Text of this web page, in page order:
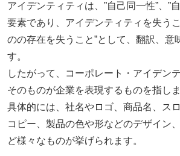
アイデンティティは、”自己同一性”、”
要素であり、アイデンティティを失う
のの存在を失うこと”として、翻訳、意
す。
したがって、コーポレート・アイデン
そのものが企業を表現するものを指しま
具体的には、社名やロゴ、商品名、ス
コピー、製品の色や形などのデザイン
ど様々なものが挙げられます。